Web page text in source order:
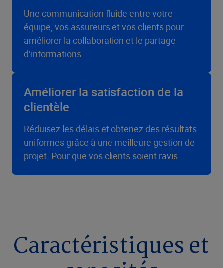
Une communication fluide entre votre
équipe, vos assureurs et vos clients pour
améliorer la collaboration et le partage
d’informations.
Améliorer la satisfaction de la
clientèle
Réduisez les délais et obtenez des résultats
uniformes grâce à une meilleure gestion de
projet. Pour que vos clients soient ravis.
Caractéristiques et